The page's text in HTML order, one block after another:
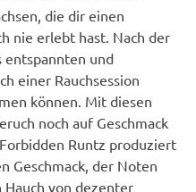
die dir einen
nie erlebt hast. Nach der
entspannten und
einer Rauchsession
können. Mit diesen
noch auf Geschmack
Runtz produziert
Geschmack, der Noten
von dezenter